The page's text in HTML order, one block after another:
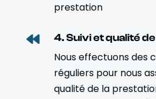
prestation
 4. Suivi et qualité
Nous effectuons des
réguliers pour nous
qualité de la